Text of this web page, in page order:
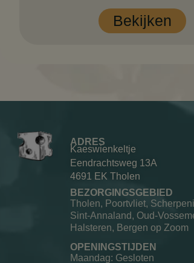
Bekijken
ADRES
Kaeswienkeltje
Eendrachtsweg 13A
4691 EK Tholen
BEZORGINGSGEBIED
Tholen, Poortvliet,
Sint-Annaland, Oud-
Halsteren, Bergen op Zoom
OPENINGSTIJDEN
Maandag: Gesloten